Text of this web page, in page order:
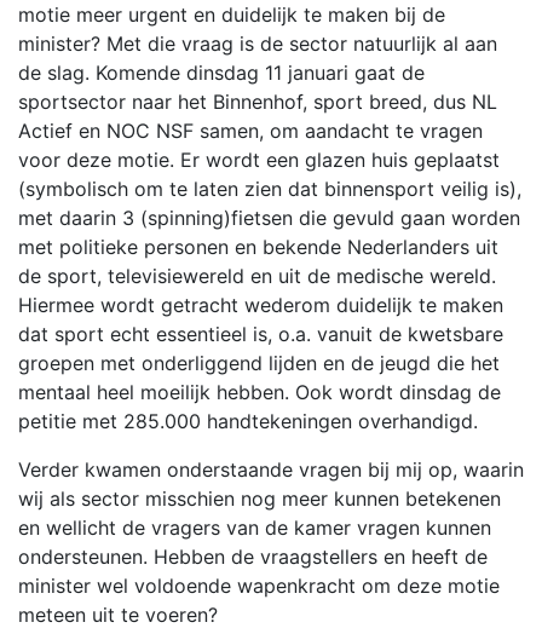
motie meer urgent en duidelijk te maken bij de
minister? Met die vraag is de sector natuurlijk al aan
de slag. Komende dinsdag 11 januari gaat de
sportsector naar het Binnenhof, sport breed, dus NL
Actief en NOC NSF samen, om aandacht te vragen
voor deze motie. Er wordt een glazen huis geplaatst
(symbolisch om te laten zien dat binnensport veilig is),
met daarin 3 (spinning)fietsen die gevuld gaan worden
met politieke personen en bekende Nederlanders uit
de sport, televisiewereld en uit de medische wereld.
Hiermee wordt getracht wederom duidelijk te maken
dat sport echt essentieel is, o.a. vanuit de kwetsbare
groepen met onderliggend lijden en de jeugd die het
mentaal heel moeilijk hebben. Ook wordt dinsdag de
petitie met 285.000 handtekeningen overhandigd.
Verder kwamen onderstaande vragen bij mij op, waarin
wij als sector misschien nog meer kunnen betekenen
en wellicht de vragers van de kamer vragen kunnen
ondersteunen. Hebben de vraagstellers en heeft de
minister wel voldoende wapenkracht om deze motie
meteen uit te voeren?